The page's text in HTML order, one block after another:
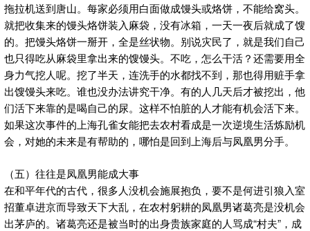
拖拉机送到唐山。每家必须用白面做成馒头或烙饼，不能给窝头。
就把收集来的馒头烙饼装入麻袋，没有冰箱，一天一夜后就成了馊
的。把馒头烙饼一掰开，全是丝状物。别说灾民了，就是我们自己
也只得吃从麻袋里拿出来的馊馒头。不吃，怎么干活？还需要用全
身力气挖人呢。挖了半天，连洗手的水都找不到，那也得用赃手拿
出馊馒头来吃。谁也没办法讲究干净。有的人几天后才被挖出，他
们活下来靠的是喝自己的尿。这样不怕脏的人才能有机会活下来。
如果这次事件的上海孔雀女能把去农村看成是一次逆境生活炼励机
会，对她的未来是有帮助的，哪怕是回到上海后与凤凰男分手。
（五）往往是凤凰男能成大事
在和平年代的古代，很多人没机会施展抱负，要不是何进引狼入室
招董卓进京而导致天下大乱，在农村躬耕的凤凰男诸葛亮是没机会
出茅庐的。诸葛亮还是被当时的出身贵族家庭的人骂成“村夫”，成